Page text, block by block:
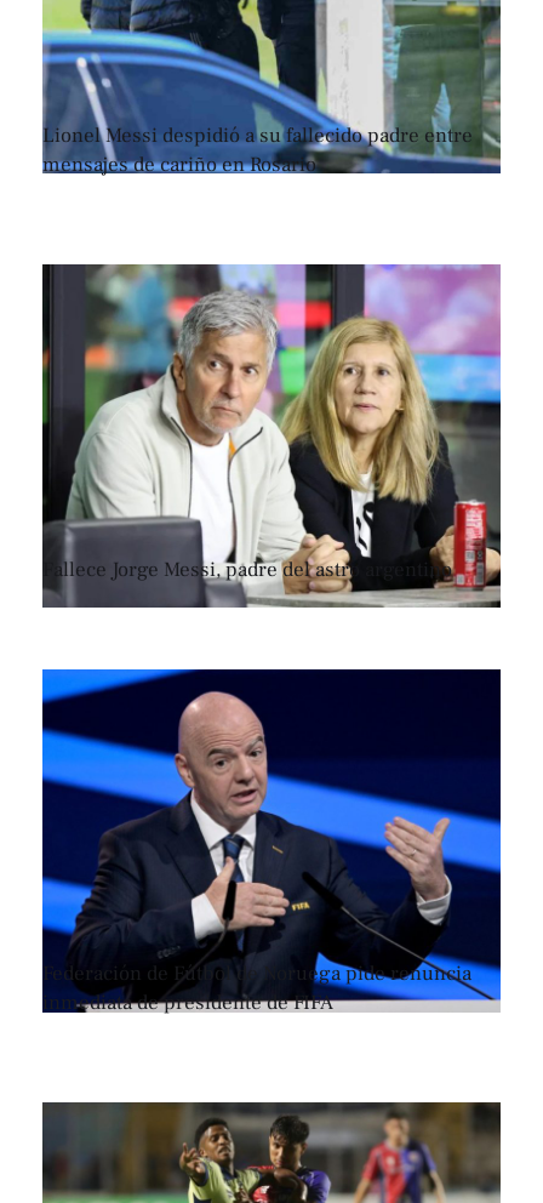
Lionel Messi despidió a su fallecido padre entre
mensajes de cariño en Rosario
Fallece Jorge Messi, padre del astro argentino
Federación de Fútbol de Noruega pide renuncia
inmediata de presidente de FIFA